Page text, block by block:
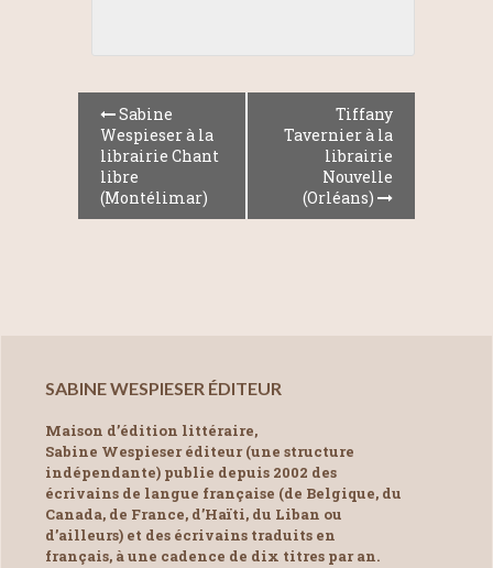
Sabine
Wespieser à la
librairie Chant
libre
(Montélimar)
Tiffany
Tavernier à la
librairie
Nouvelle
(Orléans)
SABINE WESPIESER ÉDITEUR
Maison d’édition littéraire,
Sabine Wespieser éditeur (une structure
indépendante) publie depuis 2002 des
écrivains de langue française (de Belgique, du
Canada, de France, d’Haïti, du Liban ou
d’ailleurs) et des écrivains traduits en
français, à une cadence de dix titres par an.